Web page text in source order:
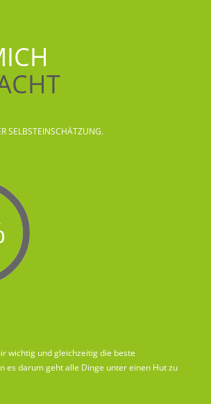
SELBSTEINSCHÄTZUNG.
wichtig und gleichzeitig die beste
es darum geht alle Dinge unter einen Hut zu